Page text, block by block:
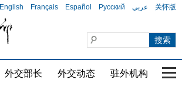
English Français Español Русский عربي 关怀版
外交部长 外交动态 驻外机构 国